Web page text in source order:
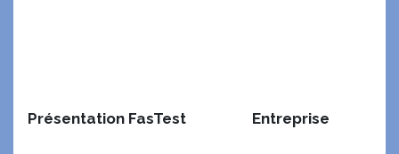
Présentation FasTest ​Entreprise